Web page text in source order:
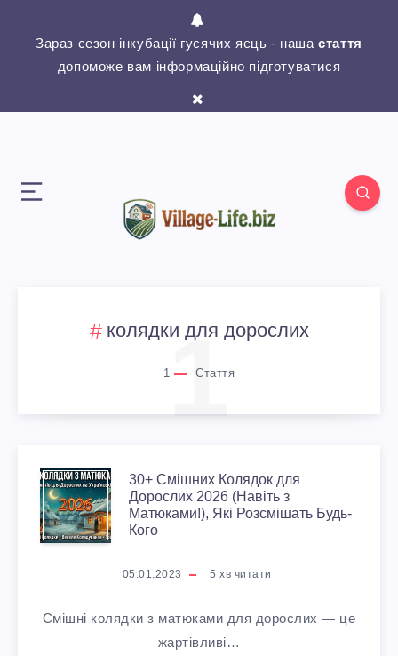
Зараз сезон інкубації гусячих яєць - нашастаття
допоможе вам інформаційно підготуватися
колядки для дорослих
1 Стаття
1
3
0
С
30+ Смішних Колядок для
Дорослих 2026 (Навіть з
Матюками!), Які Розсмішать Будь-
Кого
05.01.2023 5 хв читати
Смішні колядки з матюками для дорослих — це
жартівливі…